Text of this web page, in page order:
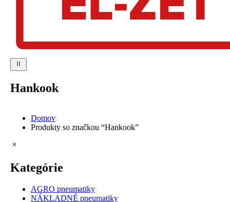
Hankook
Domov
Produkty so značkou “Hankook”
Kategórie
AGRO pneumatiky
NÁKLADNÉ pneumatiky